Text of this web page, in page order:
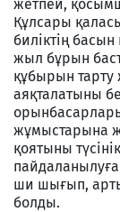
жетпей,
Құлсары
биліктің
жыл бұрын
құбырын тарту
аяқталатыны
жұмыстарына
қоятыны
ши шығып,
болды.